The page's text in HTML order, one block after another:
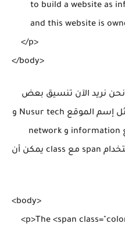
to build a website
and this website
    </p>
نحن نريد الآن تنسيق بعض
الكلمات الموجودة داخل الفقرة مثل إسم الموقع Nusur tech و
الخدمات الذي يقدمها هذا الموقع information و network
وصاحب الموقع وهو amviip بإستخدام span مع class يمكن أن
<body>
<p>The <span